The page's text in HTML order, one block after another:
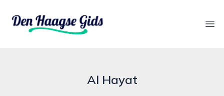
denhaagsegids.nl
Al Hayat